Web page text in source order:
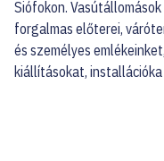
Siófokon.
forgalmas előterei,
és személyes
kiállításokat, installációka